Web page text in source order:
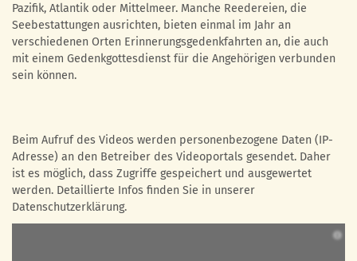
Pazifik, Atlantik oder Mittelmeer. Manche Reedereien, die
Seebestattungen ausrichten, bieten einmal im Jahr an
verschiedenen Orten Erinnerungsgedenkfahrten an, die auch
mit einem Gedenkgottesdienst für die Angehörigen verbunden
sein können.
Beim Aufruf des Videos werden personenbezogene Daten (IP-
Adresse) an den Betreiber des Videoportals gesendet. Daher
ist es möglich, dass Zugriffe gespeichert und ausgewertet
werden. Detaillierte Infos finden Sie in unserer
Datenschutzerklärung.